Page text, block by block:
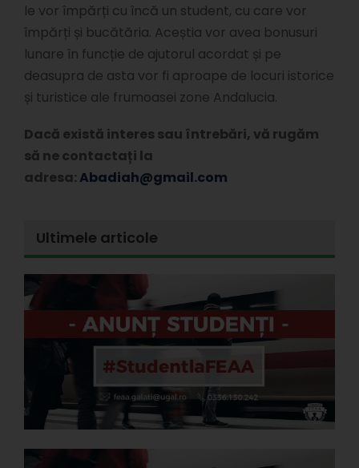
le vor împărți cu încă un student, cu care vor
împărți și bucătăria. Aceștia vor avea bonusuri
lunare în funcție de ajutorul acordat și pe
deasupra de asta vor fi aproape de locuri istorice
și turistice ale frumoasei zone Andalucia.
Dacă există interes sau întrebări, vă rugăm
să ne contactați la
adresa:Abadiah@gmail.com
Ultimele articole